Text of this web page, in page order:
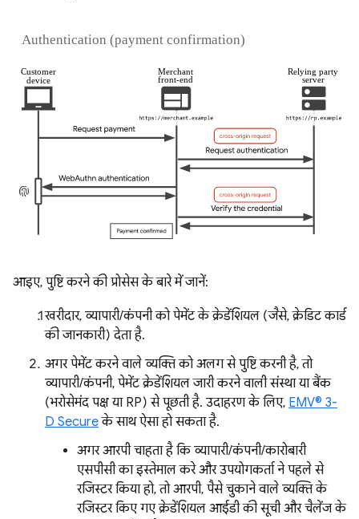
आइए, पुष्टि करने की प्रोसेस के बारे में जानें:
खरीदार, व्यापारी/कंपनी को पेमेंट के क्रेडेंशियल (जैसे, क्रेडिट कार्ड
की जानकारी) देता है.
अगर पेमेंट करने वाले व्यक्ति को अलग से पुष्टि करनी है, तो
व्यापारी/कंपनी, पेमेंट क्रेडेंशियल जारी करने वाली संस्था या बैंक
(भरोसेमंद पक्ष या RP) से पूछती है. उदाहरण के लिए, EMV® 3-
D Secureके साथ ऐसा हो सकता है.
अगर आरपी चाहता है कि व्यापारी/कंपनी/कारोबारी
एसपीसी का इस्तेमाल करे और उपयोगकर्ता ने पहले से
रजिस्टर किया हो, तो आरपी, पैसे चुकाने वाले व्यक्ति के
रजिस्टर किए गए क्रेडेंशियल आईडी की सूची और चैलेंज के